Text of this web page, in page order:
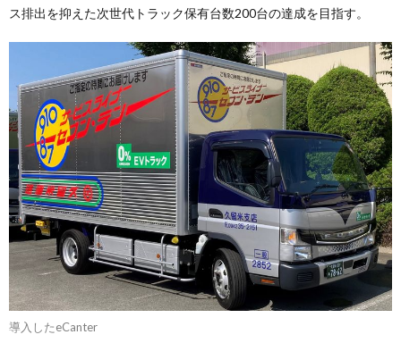
ス排出を抑えた次世代トラック保有台数200台の達成を目指す。
導入したeCanter